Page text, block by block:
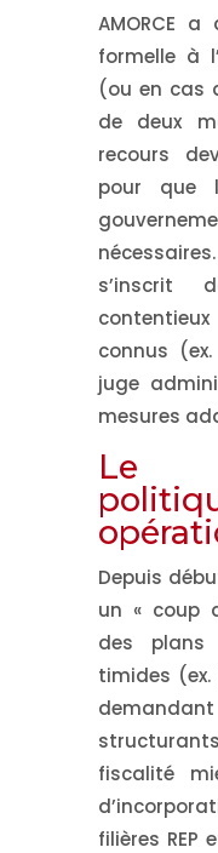
AMORCE
formelle à
(ou en cas
de deux
recours
pour que
s’inscrit
connus
juge
mesures
Le
Depuis
un « coup
des plans
timides (ex.
fiscalité
filières REP